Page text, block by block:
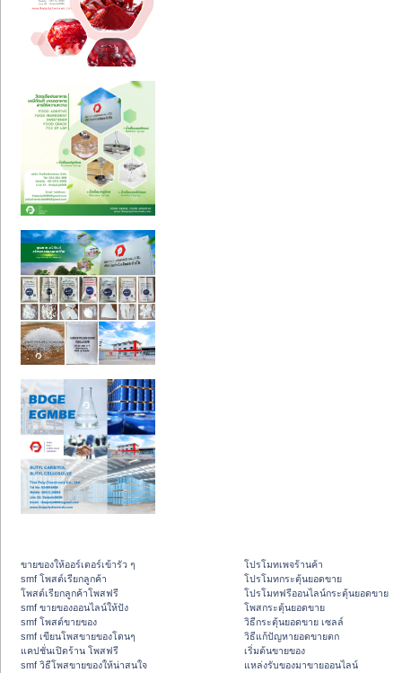
ขายของให้ออร์เดอร์เข้ารัว ๆ
smf โพสต์เรียกลูกค้า
โพสต์เรียกลูกค้าโพสฟรี
smf ขายของออนไลน์ให้ปัง
smf โพสต์ขายของ
smf เขียนโพสขายของโดนๆ
แคปชั่นเปิดร้าน โพสฟรี
smf วิธีโพสขายของให้น่าสนใจ
โปรโมทเพจร้านค้า
โปรโมทกระตุ้นยอดขาย
โปรโมทฟรีออนไลน์กระตุ้นยอดขาย
โพสกระตุ้นยอดขาย
วิธีกระตุ้นยอดขาย เซลล์
วิธีแก้ปัญหายอดขายตก
เริ่มต้นขายของ
แหล่งรับของมาขายออนไลน์